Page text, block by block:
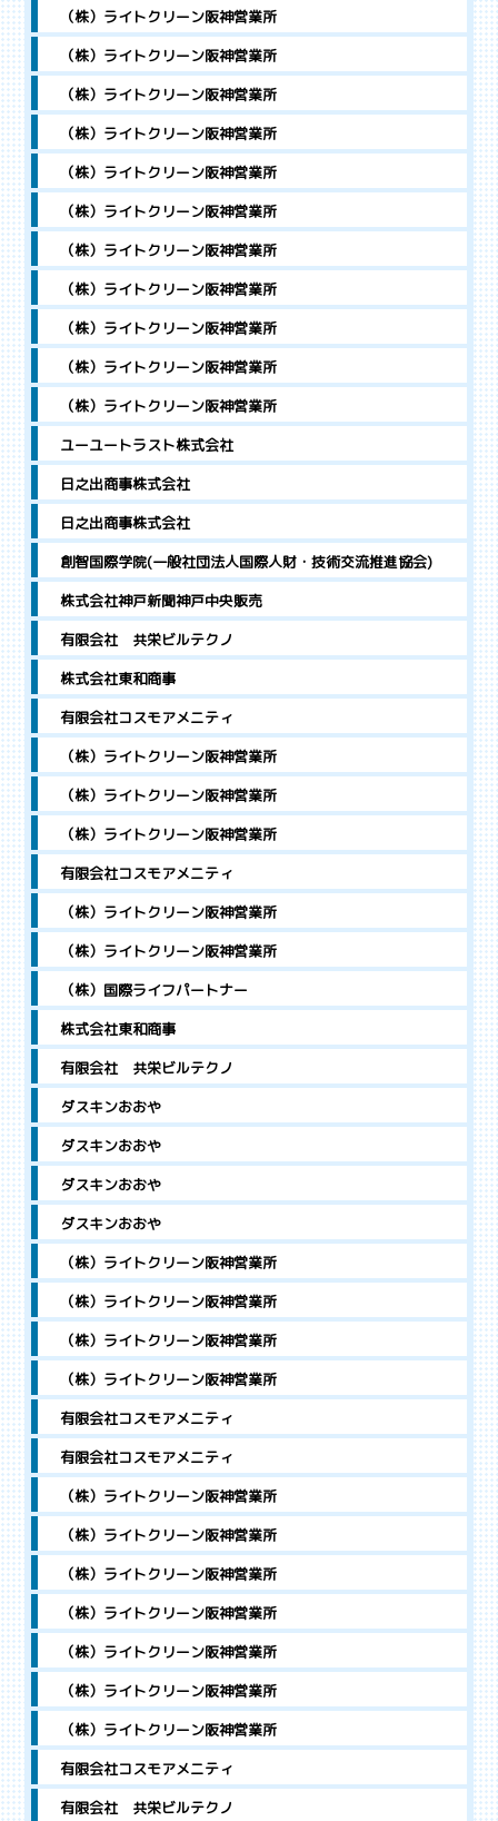
（株）ライトクリーン阪神営業所
（株）ライトクリーン阪神営業所
（株）ライトクリーン阪神営業所
（株）ライトクリーン阪神営業所
（株）ライトクリーン阪神営業所
（株）ライトクリーン阪神営業所
（株）ライトクリーン阪神営業所
（株）ライトクリーン阪神営業所
（株）ライトクリーン阪神営業所
（株）ライトクリーン阪神営業所
（株）ライトクリーン阪神営業所
ユーユートラスト株式会社
日之出商事株式会社
日之出商事株式会社
創智国際学院(一般社団法人国際人財・技術交流推進協会)
株式会社神戸新聞神戸中央販売
有限会社 共栄ビルテクノ
株式会社東和商事
有限会社コスモアメニティ
（株）ライトクリーン阪神営業所
（株）ライトクリーン阪神営業所
（株）ライトクリーン阪神営業所
有限会社コスモアメニティ
（株）ライトクリーン阪神営業所
（株）ライトクリーン阪神営業所
（株）国際ライフパートナー
株式会社東和商事
有限会社 共栄ビルテクノ
ダスキンおおや
ダスキンおおや
ダスキンおおや
ダスキンおおや
（株）ライトクリーン阪神営業所
（株）ライトクリーン阪神営業所
（株）ライトクリーン阪神営業所
（株）ライトクリーン阪神営業所
有限会社コスモアメニティ
有限会社コスモアメニティ
（株）ライトクリーン阪神営業所
（株）ライトクリーン阪神営業所
（株）ライトクリーン阪神営業所
（株）ライトクリーン阪神営業所
（株）ライトクリーン阪神営業所
（株）ライトクリーン阪神営業所
（株）ライトクリーン阪神営業所
有限会社コスモアメニティ
有限会社 共栄ビルテクノ